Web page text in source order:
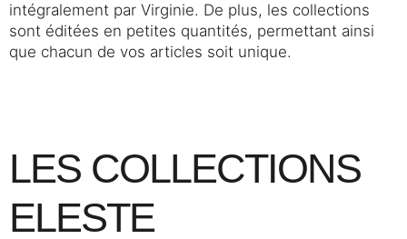
intégralement par Virginie. De plus, les collections
sont éditées en petites quantités, permettant ainsi
que chacun de vos articles soit unique.
LES COLLECTIONS
ELESTE